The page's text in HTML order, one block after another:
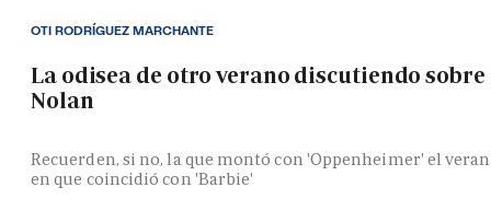
La odisea de otro verano discutiendo sobre
Nolan
Recuerden, si no, la que montó con 'Oppenheimer' el
en que coincidió con 'Barbie'
OTI RODRÍGUEZ MARCHANTE